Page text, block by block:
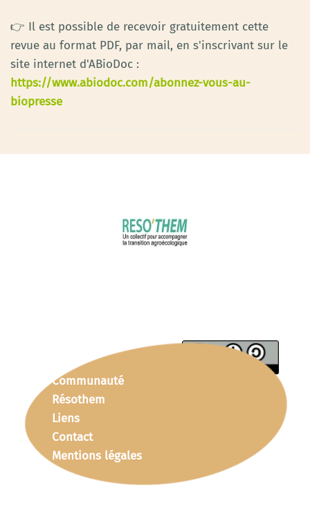
👉 Il est possible de recevoir gratuitement cette
revue au format PDF, par mail, en s'inscrivant sur le
site internet d'ABioDoc :
https://www.abiodoc.com/abonnez-vous-au-
biopresse
Communauté
Résothem
Liens
Contact
Mentions légales